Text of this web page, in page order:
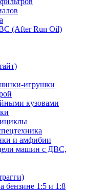
(After Run Oil)
игрушки
кузовами
и амфибии
машин с ДВС,
бензине 1:5 и 1:8